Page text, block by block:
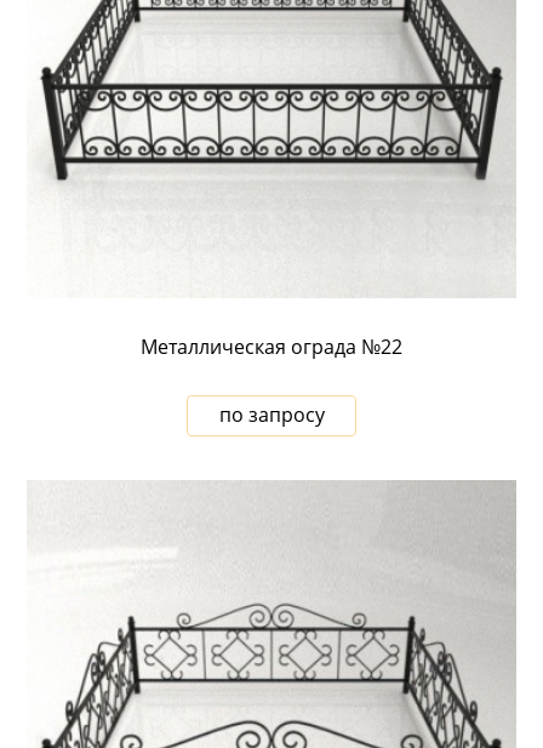
Металлическая ограда №22
по запросу